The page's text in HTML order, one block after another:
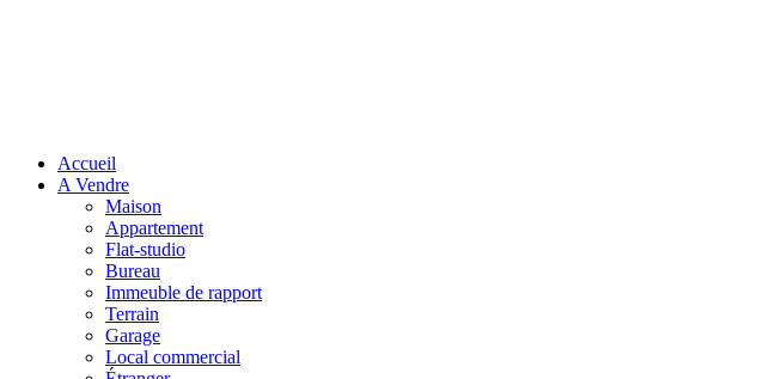
Accueil
A Vendre
Maison
Appartement
Flat-studio
Bureau
Immeuble de rapport
Terrain
Garage
Local commercial